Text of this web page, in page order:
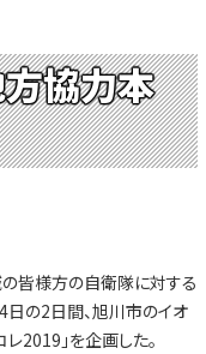
協力本
皆様方の自衛隊に対する
の2日間、旭川市のイオ
2019」を企画した。